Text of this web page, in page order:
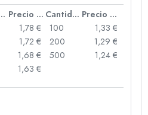
Precio por unidad Cantidad
Precio por unidad
1,78 €
1,72 €
1,68 €
1,63 €
100
1,33 €
200
1,29 €
500
1,24 €